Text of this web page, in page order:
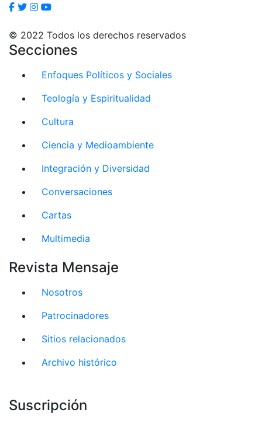
© 2022 Todos los derechos reservados
Secciones
Enfoques Políticos y Sociales
Teología y Espiritualidad
Cultura
Ciencia y Medioambiente
Integración y Diversidad
Conversaciones
Cartas
Multimedia
Revista Mensaje
Nosotros
Patrocinadores
Sitios relacionados
Archivo histórico
Suscripción